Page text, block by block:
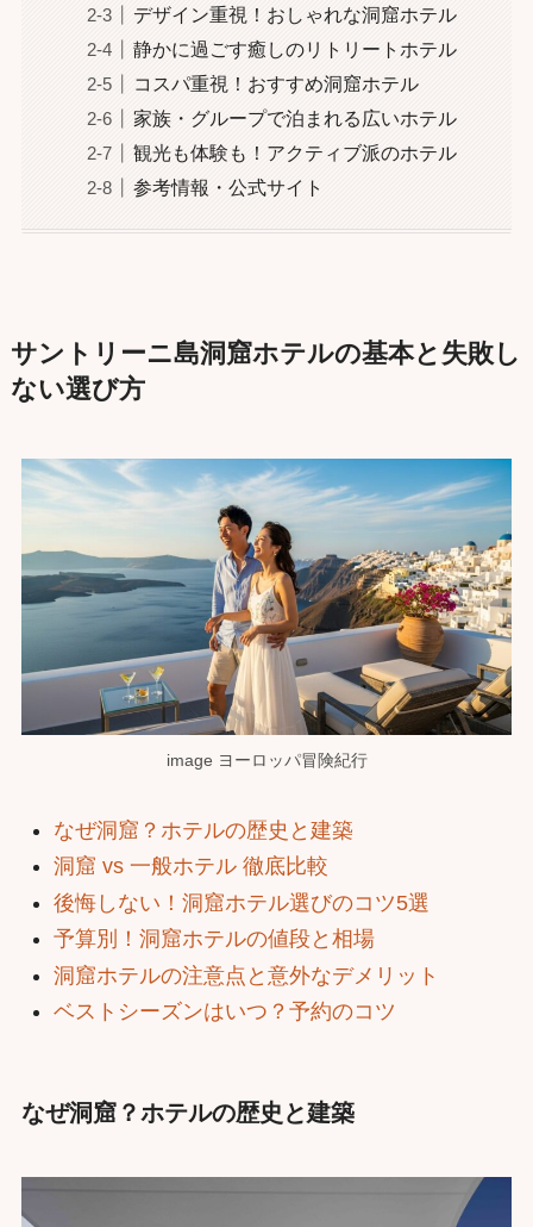
デザイン重視！おしゃれな洞窟ホテル
静かに過ごす癒しのリトリートホテル
コスパ重視！おすすめ洞窟ホテル
家族・グループで泊まれる広いホテル
観光も体験も！アクティブ派のホテル
参考情報・公式サイト
サントリーニ島洞窟ホテルの基本と失敗し
ない選び方
image ヨーロッパ冒険紀行
なぜ洞窟？ホテルの歴史と建築
洞窟 vs 一般ホテル 徹底比較
後悔しない！洞窟ホテル選びのコツ5選
予算別！洞窟ホテルの値段と相場
洞窟ホテルの注意点と意外なデメリット
ベストシーズンはいつ？予約のコツ
なぜ洞窟？ホテルの歴史と建築